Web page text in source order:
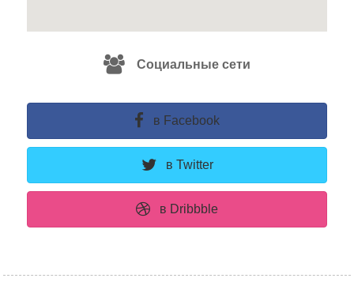
Социальные сети
в Facebook
в Twitter
в Dribbble